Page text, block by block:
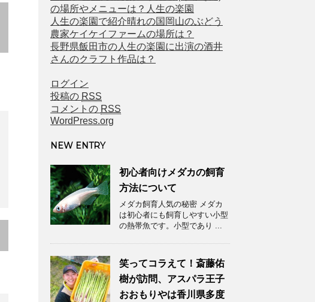
の場所やメニューは？人生の楽園
人生の楽園で紹介晴れの国岡山のぶどう
農家ケイケイファームの場所は？
長野県飯田市の人生の楽園に出演の酒井
さんのクラフト作品は？
ログイン
投稿の RSS
コメントの RSS
WordPress.org
NEW ENTRY
初心者向けメダカの飼育
方法について
メダカ飼育人気の秘密 メダカ
は初心者にも飼育しやすい小型
の熱帯魚です。小型であり ...
笑ってコラえて！斎藤佑
樹が訪問、アスパラ王子
おおもりやは香川県多度